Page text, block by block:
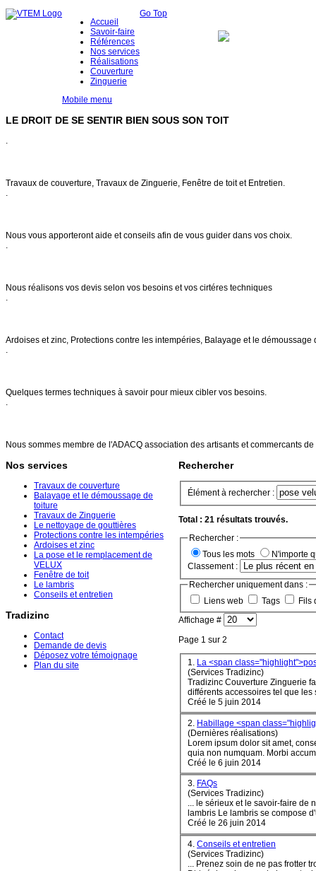
Accueil
Savoir-faire
Références
Nos services
Réalisations
Couverture
Zinguerie
Mobile menu
LE DROIT DE SE SENTIR BIEN SOUS SON TOIT
.
Travaux de couverture, Travaux de Zinguerie, Fenêtre de toit et Entretien.
.
Nous vous apporteront aide et conseils afin de vous guider dans vos choix.
.
Nous réalisons vos devis selon vos besoins et vos cirtéres techniques
Ardoises et zinc, Protections contre les intempéries, Balayage et le
Quelques termes techniques à savoir pour mieux cibler vos besoins.
Nous sommes membre de l'ADACQ association des artisants et commercants
Nos services
Travaux de couverture
Balayage et le démoussage de
toiture
Travaux de Zinguerie
Le nettoyage de gouttières
Protections contre les intempéries
Ardoises et zinc
La pose et le remplacement de
VELUX
Fenêtre de toit
Le lambris
Conseils et entretien
Tradizinc
Contact
Demande de devis
Déposez votre témoignage
Plan du site
Rechercher
Élément à rechercher :
Total : 21 résultats trouvés.
Rechercher :
Tous les mots
N'importe
Classement :
Rechercher uniquement dans :
Liens web
Tags
Fils
Affichage #
Page 1 sur 2
1. La <span
(Services Tradizinc)
Tradizinc Couverture Zinguerie
différents accessoires tel que les
Créé le 5 juin 2014
2. Habillage <span
(Dernières réalisations)
Lorem ipsum dolor sit amet,
quia non
Créé le 6 juin 2014
3. FAQs
(Services Tradizinc)
... le sérieux et le savoir-faire de nos artisans ! Tradizinc Couverture Zinguerie Nos
lambris Le lambris se compose
Créé le 26 juin 2014
4. Conseils et entretien
(Services Tradizinc)
Go Top